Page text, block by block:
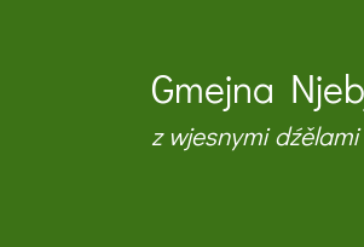
Gmejna
z wjesnymi